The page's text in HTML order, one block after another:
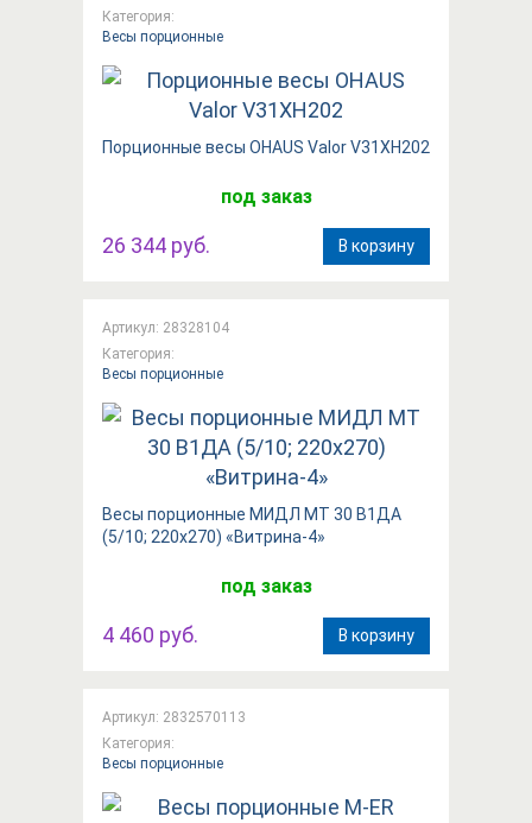
Категория:
Весы порционные
Порционные весы OHAUS Valor V31XH202
под заказ
26 344 руб. В корзину
Артикул: 28328104
Категория:
Весы порционные
Весы порционные МИДЛ МТ 30 В1ДА
(5/10; 220x270) «Витрина-4»
под заказ
4 460 руб. В корзину
Артикул: 2832570113
Категория:
Весы порционные